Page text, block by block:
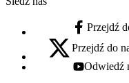
facebook -
Przejdź
x - otwiera się w nowej
Przejdź do
youtube -
Odwiedź